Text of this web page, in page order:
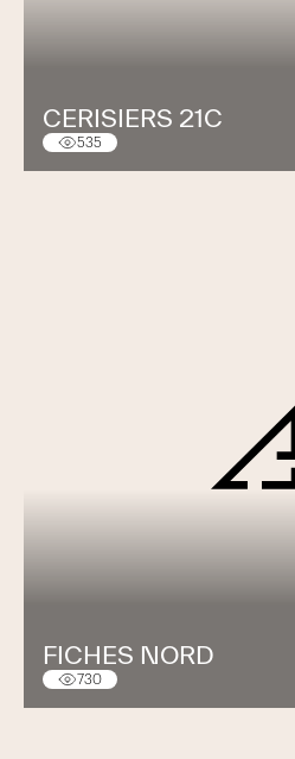
CERISIERS 21C
535
FICHES NORD
730